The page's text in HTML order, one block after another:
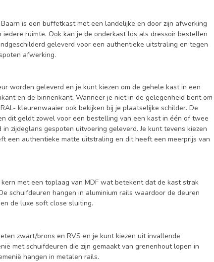
is een buffetkast met een landelijke en door zijn afwerking
ruimte. Ook kan je de onderkast los als dressoir bestellen
geleverd voor een authentieke uitstraling en tegen
afwerking.
worden geleverd en je kunt kiezen om de gehele kast in een
en de binnenkant. Wanneer je niet in de gelegenheid bent om
kleurenwaaier ook bekijken bij je plaatselijke schilder. De
dit geldt zowel voor een bestelling van een kast in één of twee
zijdeglans gespoten uitvoering geleverd. Je kunt tevens kiezen
een authentieke matte uitstraling en dit heeft een meerprijs van
met een toplaag van MDF wat betekent dat de kast strak
schuifdeuren hangen in aluminium rails waardoor de deuren
de luxe soft close sluiting.
zwart/brons en RVS en je kunt kiezen uit invallende
met schuifdeuren die zijn gemaakt van grenenhout lopen in
hangen in metalen rails.